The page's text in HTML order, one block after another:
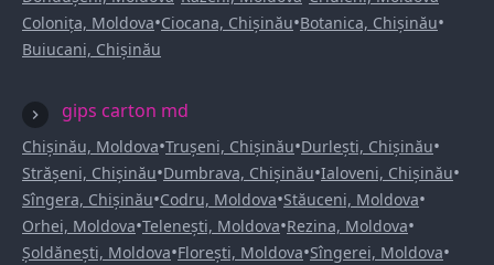
Colonița, Moldova•Ciocana, Chișinău•Botanica, Chișinău•
Buiucani, Chișinău
gips carton md
Chișinău, Moldova•Trușeni, Chișinău•Durlești, Chișinău•
Strășeni, Chișinău•Dumbrava, Chișinău•Ialoveni, Chișinău•
Sîngera, Chișinău•Codru, Moldova•Stăuceni, Moldova•
Orhei, Moldova•Telenești, Moldova•Rezina, Moldova•
Șoldănești, Moldova•Florești, Moldova•Sîngerei, Moldova•